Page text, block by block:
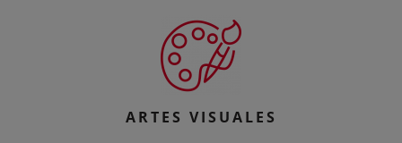
ARTES VISUALES